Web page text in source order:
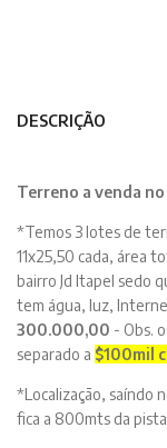
DESCRIÇÃO
Terreno a venda
*Temos 3 lotes de
11x25,50 cada, área
bairro Jd Itapel sedo
tem água, luz,
300.000,00 - Obs.
separado a $100mil
*Localização, saíndo
fica a 800mts da